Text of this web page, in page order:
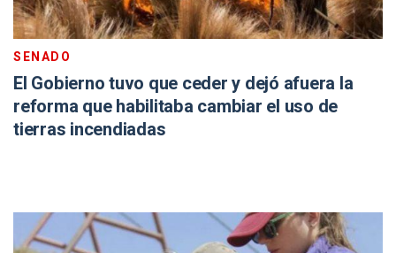
SENADO
El Gobierno tuvo que ceder y dejó afuera la
reforma que habilitaba cambiar el uso de
tierras incendiadas